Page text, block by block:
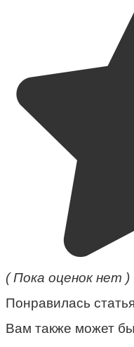
( Пока оценок нет )
Понравилась
Вам также может